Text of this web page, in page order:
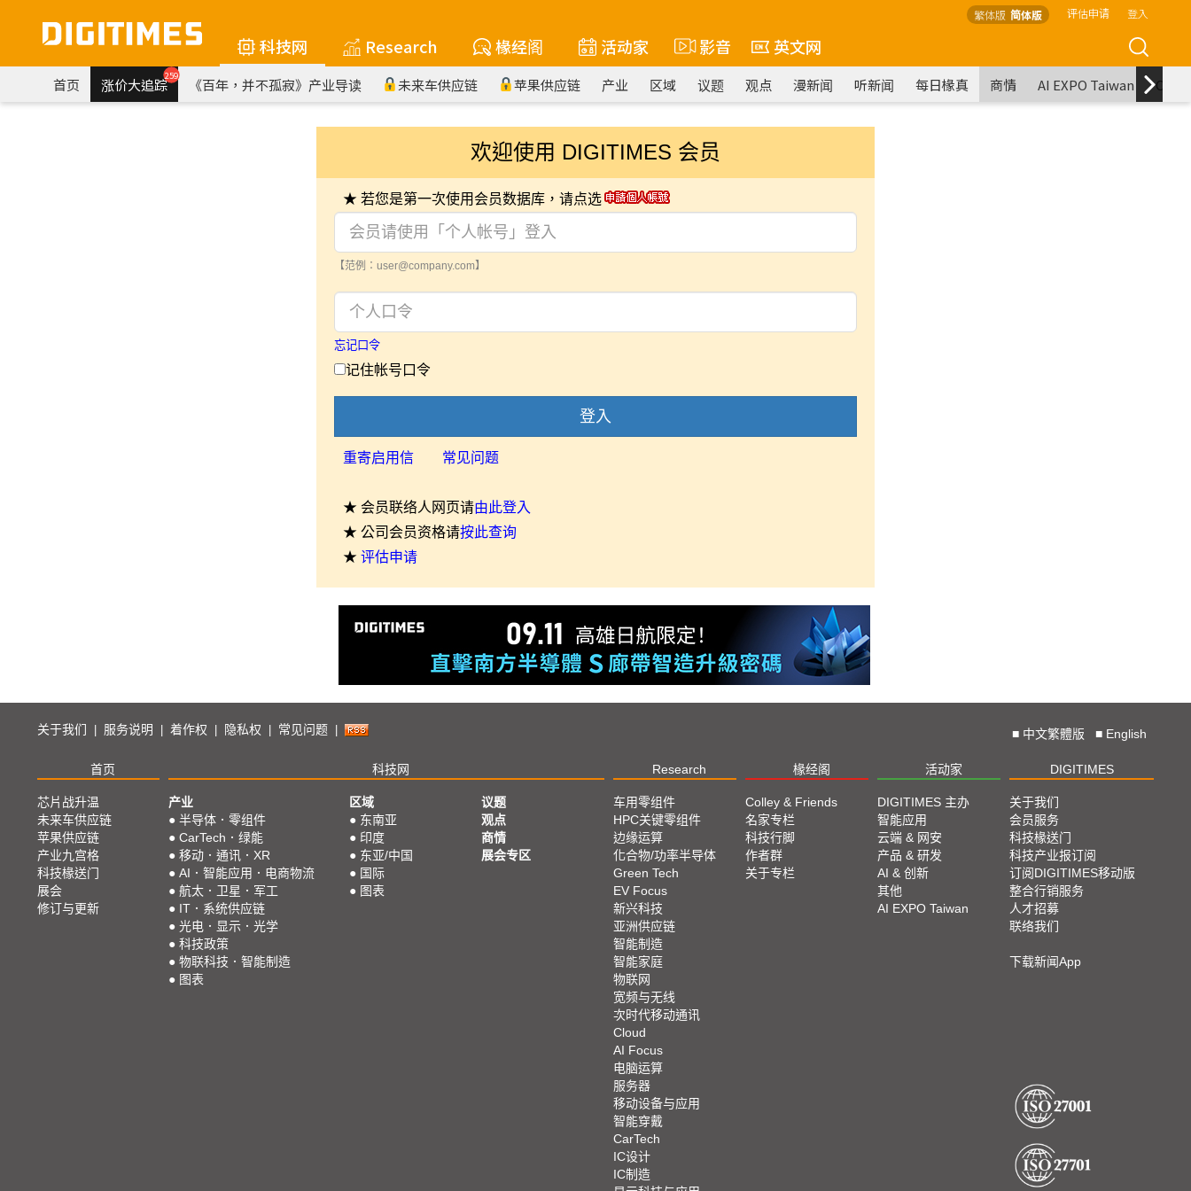
繁体版 简体版 评估申请 登入
科技网 Research 椽经阁 活动家 影音 英文网
首页 涨价大追踪259 《百年，并不孤寂》产业导读 未来车供应链 苹果供应链 产业 区域 议题 观点 漫新闻 听新闻 每日椽真 商情 AI EXPO Taiwan
欢迎使用 DIGITIMES 会员
★ 若您是第一次使用会员数据库，请点选
【范例：user@company.com】
忘记口令
记住帐号口令
登入
重寄启用信 常见问题
★ 会员联络人网页请由此登入
★ 公司会员资格请按此查询
★ 评估申请
关于我们 服务说明 着作权 隐私权 常见问题 ■ 中文繁體版 ■ English
首页 科技网 Research 椽经阁 活动家 DIGITIMES
芯片战升温
未来车供应链
苹果供应链
产业九宫格
科技椽送门
展会
修订与更新
产业
● 半导体．零组件
● CarTech．绿能
● 移动．通讯．XR
● AI．智能应用．电商物流
● 航太．卫星．军工
● IT．系统供应链
● 光电．显示．光学
● 科技政策
● 物联科技．智能制造
● 图表
区域
● 东南亚
● 印度
● 东亚/中国
● 国际
● 图表
议题
观点
商情
展会专区
车用零组件
HPC关键零组件
边缘运算
化合物/功率半导体
Green Tech
EV Focus
新兴科技
亚洲供应链
智能制造
智能家庭
物联网
宽频与无线
次时代移动通讯
Cloud
AI Focus
电脑运算
服务器
移动设备与应用
智能穿戴
CarTech
IC设计
IC制造
Colley & Friends
名家专栏
科技行脚
作者群
关于专栏
DIGITIMES 主办
智能应用
云端 & 网安
产品 & 研发
AI & 创新
其他
AI EXPO Taiwan
关于我们
会员服务
科技椽送门
科技产业报订阅
订阅DIGITIMES移动版
整合行销服务
人才招募
联络我们
下载新闻App